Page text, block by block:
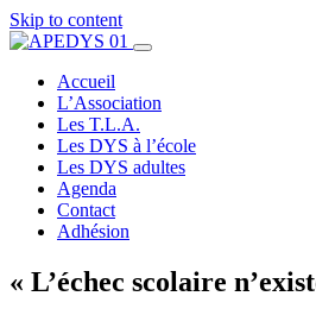
Skip to content
Accueil
L’Association
Les T.L.A.
Les DYS à l’école
Les DYS adultes
Agenda
Contact
Adhésion
« L’échec scolaire